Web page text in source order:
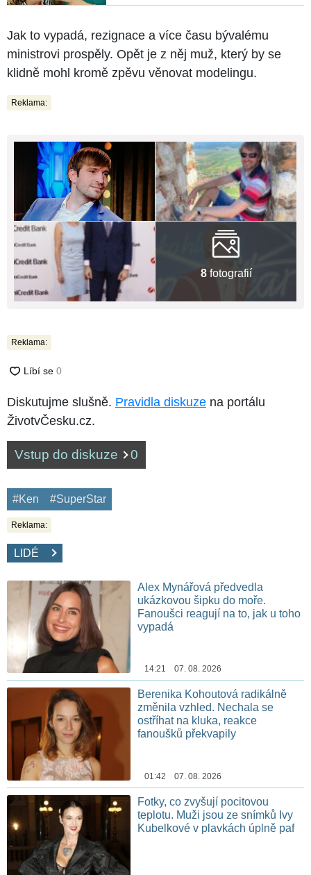
Jak to vypadá, rezignace a více času bývalému
ministrovi prospěly. Opět je z něj muž, který by se
klidně mohl kromě zpěvu věnovat modelingu.
Reklama:
8fotografií
Reklama:
Diskutujme slušně. Pravidla diskuze na portálu
ŽivotvČesku.cz.
Vstup do diskuze 0
#Ken #SuperStar
Reklama:
LIDÉ
Alex Mynářová předvedla
ukázkovou šipku do moře.
Fanoušci reagují na to, jak u toho
vypadá
14:21 07. 08. 2026
Berenika Kohoutová radikálně
změnila vzhled. Nechala se
ostříhat na kluka, reakce
fanoušků překvapily
01:42 07. 08. 2026
Fotky, co zvyšují pocitovou
teplotu. Muži jsou ze snímků Ivy
Kubelkové v plavkách úplně paf